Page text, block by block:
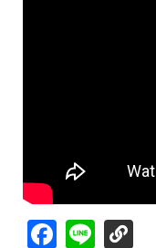
Facebook
Line